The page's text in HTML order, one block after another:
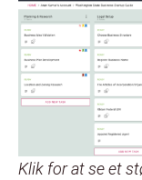
Klik for at se et